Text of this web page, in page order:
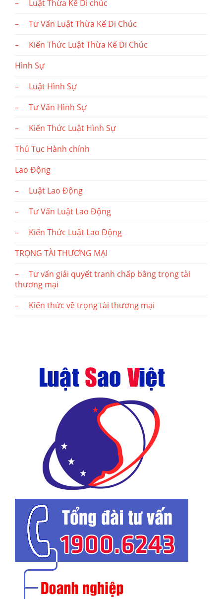
– Luật Thừa Kế Di chúc
– Tư Vấn Luật Thừa Kế Di Chúc
– Kiến Thức Luật Thừa Kế Di Chúc
Hình Sự
– Luật Hình Sự
– Tư Vấn Hình Sự
– Kiến Thức Luật Hình Sự
Thủ Tục Hành chính
Lao Động
– Luật Lao Động
– Tư Vấn Luật Lao Động
– Kiến Thức Luật Lao Động
TRỌNG TÀI THƯƠNG MẠI
– Tư vấn giải quyết tranh chấp bằng trọng tài
thương mại
– Kiến thức về trọng tài thương mại